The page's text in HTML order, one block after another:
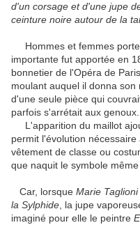
d'un corsage et d'une jupe
ceinture noire autour de la
Hommes et femmes
importante fut apportée en
bonnetier de l'Opéra de
moulant auquel il donna son
d'une seule pièce qui
parfois s'arrétait aux genoux.
L'apparition du maillot
permit l'évolution
vêtement de classe ou
que naquit le symbole même
Car, lorsque Marie Taglioni
la Sylphide , la jupe
imaginé pour elle le peintre